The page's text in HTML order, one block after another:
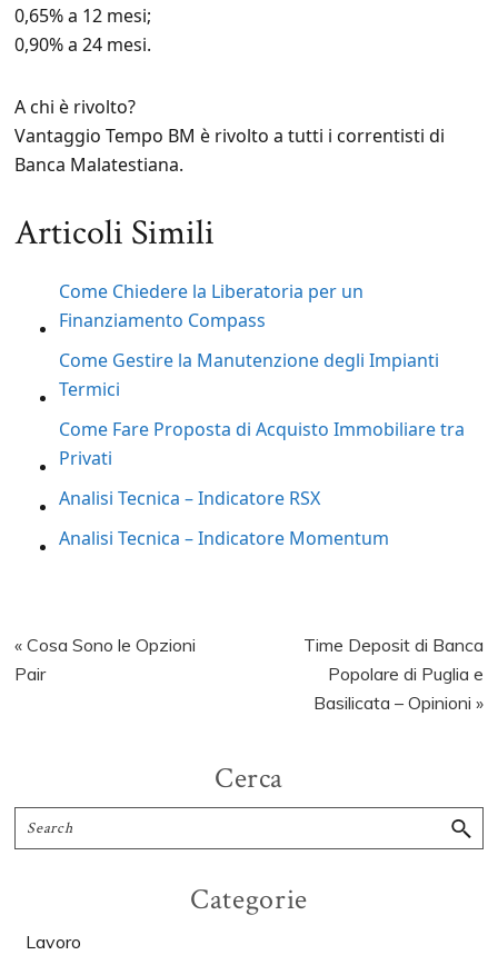
0,65% a 12 mesi;
0,90% a 24 mesi.
A chi è rivolto?
Vantaggio Tempo BM è rivolto a tutti i correntisti di
Banca Malatestiana.
Articoli Simili
Come Chiedere la Liberatoria per un
Finanziamento Compass
Come Gestire la Manutenzione degli Impianti
Termici
Come Fare Proposta di Acquisto Immobiliare tra
Privati
Analisi Tecnica – Indicatore RSX
Analisi Tecnica – Indicatore Momentum
Previous
Post:
« Cosa Sono le Opzioni
Pair
Next
Post:
Time Deposit di Banca
Popolare di Puglia e
Basilicata – Opinioni »
Sidebar
Cerca
Search
Categorie
Lavoro